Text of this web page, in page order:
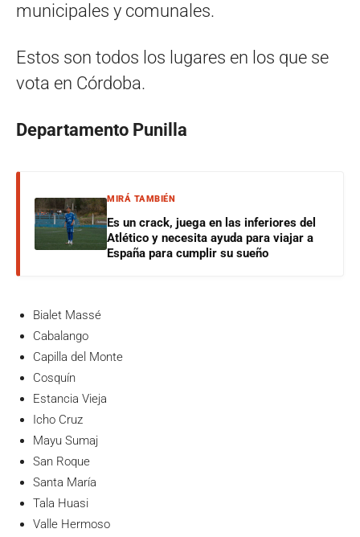
municipales y comunales.
Estos son todos los lugares en los que se
vota en Córdoba.
Departamento Punilla
MIRÁ TAMBIÉN
Es un crack, juega en las inferiores del
Atlético y necesita ayuda para viajar a
España para cumplir su sueño
Bialet Massé
Cabalango
Capilla del Monte
Cosquín
Estancia Vieja
Icho Cruz
Mayu Sumaj
San Roque
Santa María
Tala Huasi
Valle Hermoso